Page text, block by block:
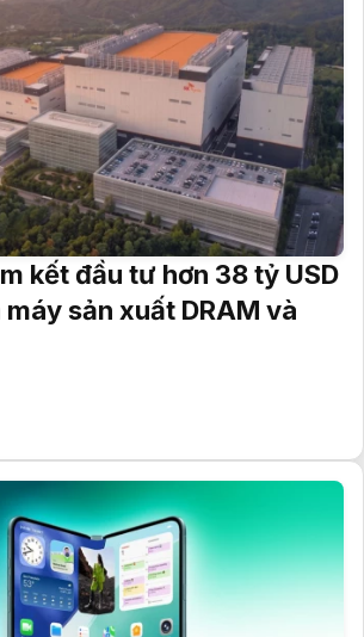
kết đầu tư hơn 38 tỷ USD
sản xuất DRAM và